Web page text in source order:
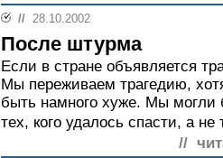
// 28.10.2002
После штурма
Если в стране объявляется
Мы переживаем трагедию,
быть намного хуже. Мы могли
тех, кого удалось спасти, а не
//